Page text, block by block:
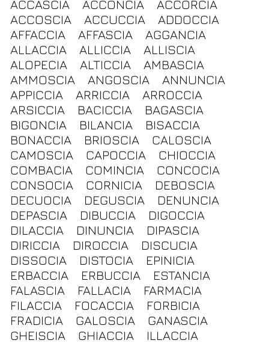
ACCASCIA ACCONCIA
ACCORCIA
ACCOSCIA
ACCUCCIA
ADDOCCIA
AFFACCIA
AFFASCIA
AGGANCIA
ALLACCIA
ALLICCIA
ALLISCIA
ALOPECIA
ALTICCIA
AMBASCIA
AMMOSCIA
ANGOSCIA
ANNUNCIA
APPICCIA
ARRICCIA
ARROCCIA
ARSICCIA
BACICCIA
BAGASCIA
BIGONCIA
BILANCIA
BISACCIA
BONACCIA
BRIOSCIA
CALOSCIA
CAMOSCIA
CAPOCCIA
CHIOCCIA
COMBACIA
COMINCIA
CONCOCIA
CONSOCIA
CORNICIA
DEBOSCIA
DECUOCIA
DEGUSCIA
DENUNCIA
DEPASCIA
DIBUCCIA
DIGOCCIA
DILACCIA
DINUNCIA
DIPASCIA
DIRICCIA
DIROCCIA
DISCUCIA
DISSOCIA
DISTOCIA
EPINICIA
ERBACCIA
ERBUCCIA
ESTANCIA
FALASCIA
FALLACIA
FARMACIA
FILACCIA
FOCACCIA
FORBICIA
FRADICIA
GALOSCIA
GANASCIA
GHEISCIA
GHIACCIA
ILLACCIA